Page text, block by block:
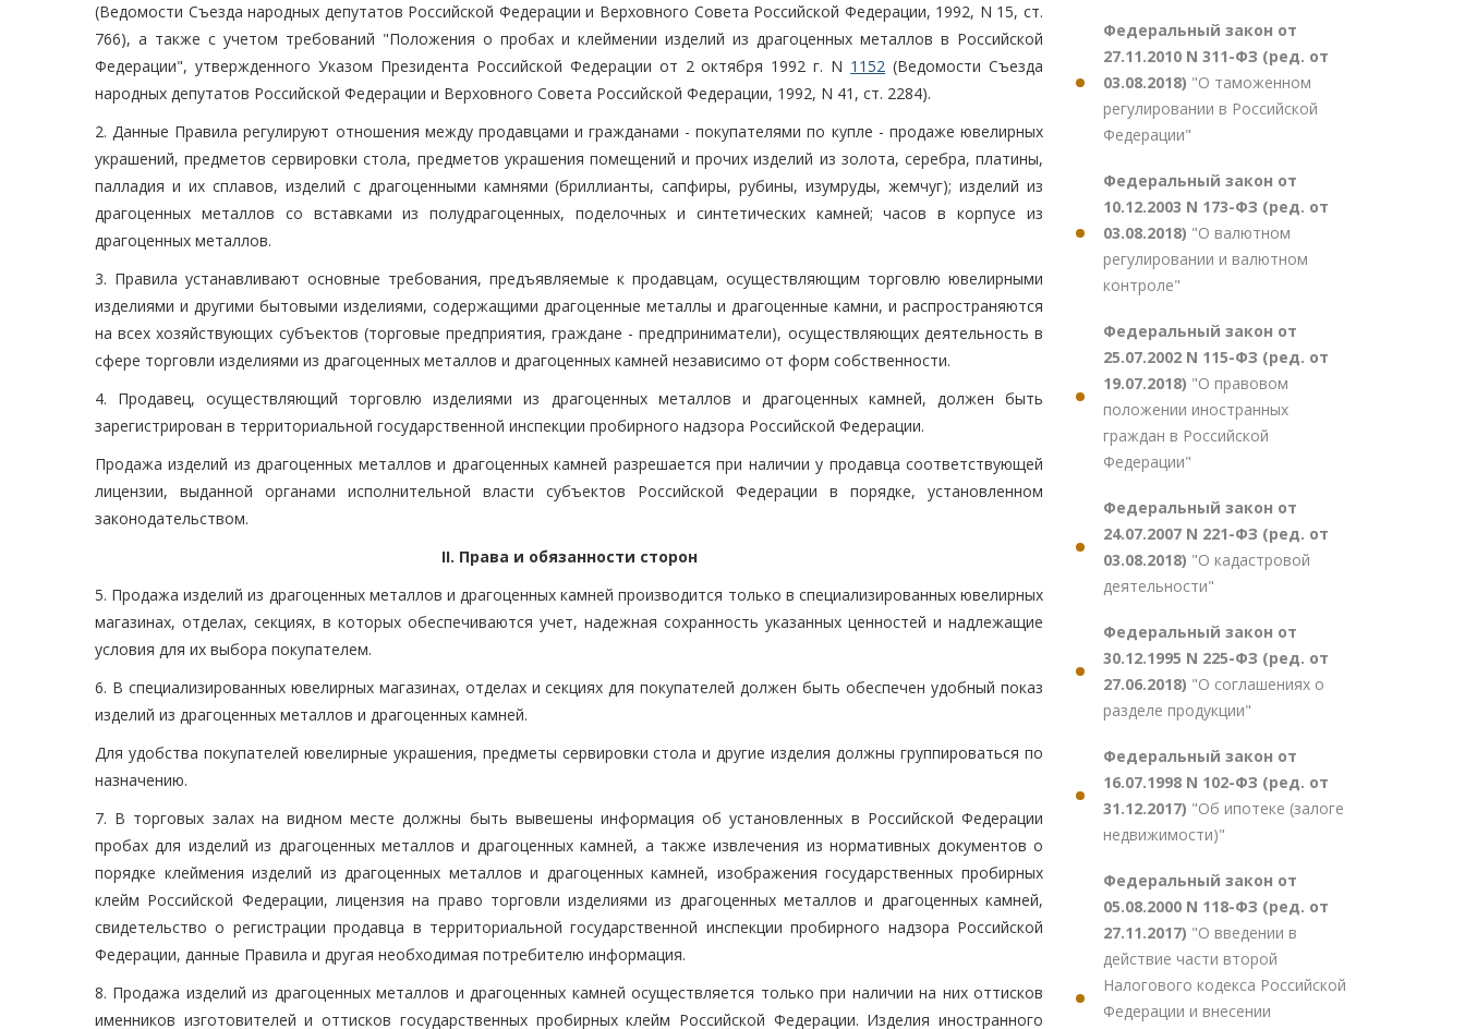
(Ведомости Съезда народных депутатов Российской Федерации и Верховного Совета Российской Федерации, 1992, N 15, ст.
766), а также с учетом требований "Положения о пробах и клеймении изделий из драгоценных металлов в Российской
Федерации", утвержденного Указом Президента Российской Федерации от 2 октября 1992 г. N 1152 (Ведомости Съезда
народных депутатов Российской Федерации и Верховного Совета Российской Федерации, 1992, N 41, ст. 2284).
2. Данные Правила регулируют отношения между продавцами и гражданами - покупателями по купле - продаже ювелирных
украшений, предметов сервировки стола, предметов украшения помещений и прочих изделий из золота, серебра, платины,
палладия и их сплавов, изделий с драгоценными камнями (бриллианты, сапфиры, рубины, изумруды, жемчуг); изделий из
драгоценных металлов со вставками из полудрагоценных, поделочных и синтетических камней; часов в корпусе из
драгоценных металлов.
3. Правила устанавливают основные требования, предъявляемые к продавцам, осуществляющим торговлю ювелирными
изделиями и другими бытовыми изделиями, содержащими драгоценные металлы и драгоценные камни, и распространяются
на всех хозяйствующих субъектов (торговые предприятия, граждане - предприниматели), осуществляющих деятельность в
сфере торговли изделиями из драгоценных металлов и драгоценных камней независимо от форм собственности.
4. Продавец, осуществляющий торговлю изделиями из драгоценных металлов и драгоценных камней, должен быть
зарегистрирован в территориальной государственной инспекции пробирного надзора Российской Федерации.
Продажа изделий из драгоценных металлов и драгоценных камней разрешается при наличии у продавца соответствующей
лицензии, выданной органами исполнительной власти субъектов Российской Федерации в порядке, установленном
законодательством.
II. Права и обязанности сторон
5. Продажа изделий из драгоценных металлов и драгоценных камней производится только в специализированных ювелирных
магазинах, отделах, секциях, в которых обеспечиваются учет, надежная сохранность указанных ценностей и надлежащие
условия для их выбора покупателем.
6. В специализированных ювелирных магазинах, отделах и секциях для покупателей должен быть обеспечен удобный показ
изделий из драгоценных металлов и драгоценных камней.
Для удобства покупателей ювелирные украшения, предметы сервировки стола и другие изделия должны группироваться по
назначению.
7. В торговых залах на видном месте должны быть вывешены информация об установленных в Российской Федерации
пробах для изделий из драгоценных металлов и драгоценных камней, а также извлечения из нормативных документов о
порядке клеймения изделий из драгоценных металлов и драгоценных камней, изображения государственных пробирных
клейм Российской Федерации, лицензия на право торговли изделиями из драгоценных металлов и драгоценных камней,
свидетельство о регистрации продавца в территориальной государственной инспекции пробирного надзора Российской
Федерации, данные Правила и другая необходимая потребителю информация.
8. Продажа изделий из драгоценных металлов и драгоценных камней осуществляется только при наличии на них оттисков
именников изготовителей и оттисков государственных пробирных клейм Российской Федерации. Изделия иностранного
Федеральный закон от
27.11.2010 N 311-ФЗ (ред. от
03.08.2018) "О таможенном
регулировании в Российской
Федерации"
Федеральный закон от
10.12.2003 N 173-ФЗ (ред. от
03.08.2018) "О валютном
регулировании и валютном
контроле"
Федеральный закон от
25.07.2002 N 115-ФЗ (ред. от
19.07.2018) "О правовом
положении иностранных
граждан в Российской
Федерации"
Федеральный закон от
24.07.2007 N 221-ФЗ (ред. от
03.08.2018) "О кадастровой
деятельности"
Федеральный закон от
30.12.1995 N 225-ФЗ (ред. от
27.06.2018) "О соглашениях о
разделе продукции"
Федеральный закон от
16.07.1998 N 102-ФЗ (ред. от
31.12.2017) "Об ипотеке (залоге
недвижимости)"
Федеральный закон от
05.08.2000 N 118-ФЗ (ред. от
27.11.2017) "О введении в
действие части второй
Налогового кодекса Российской
Федерации и внесении